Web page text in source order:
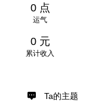
0 点
运气
0 元
累计收入
Ta的主题